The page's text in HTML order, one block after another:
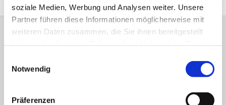
soziale Medien, Werbung und Analysen weiter. Unsere
Partner führen diese Informationen möglicherweise mit
weiteren Daten zusammen, die Sie ihnen bereitgestellt
Notwendig
Präferenzen
Bitte schreiben Sie bei Wünschen und
Anschrift der e
Erlöserkirche, Gemeindehaus,